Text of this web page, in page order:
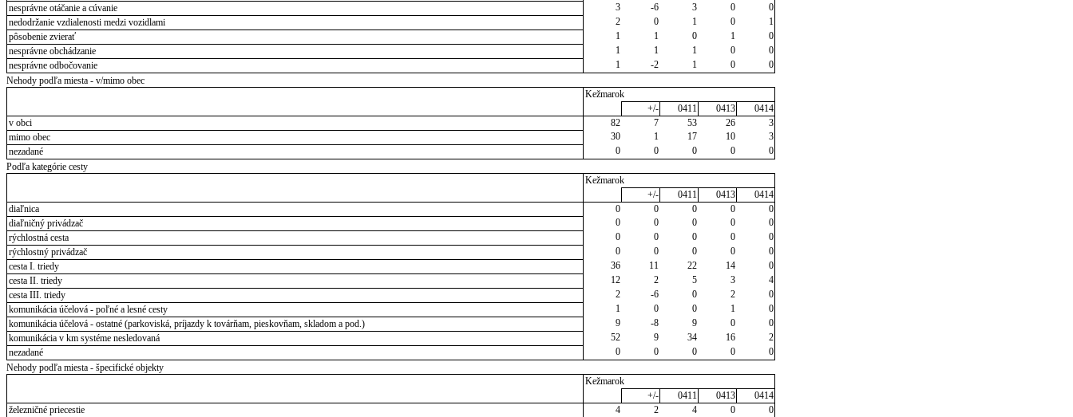
nesprávne otáčanie a cúvanie
3 -6 3 0
0
nedodržanie vzdialenosti medzi vozidlami
2 0 1 0
1
pôsobenie zvierať
1 1 0 1
0
nesprávne obchádzanie
1 1 1 0
0
nesprávne odbočovanie
1 -2 1 0
0
Nehody podľa miesta - v/mimo obec
Kežmarok
+/-
0411 0413
0414
v obci
82 7 53 26
3
mimo obec
30 1 17 10
3
nezadané
0 0 0 0
0
Podľa kategórie cesty
Kežmarok
+/-
0411 0413
0414
diaľnica
0 0 0 0
0
diaľničný privádzač
0 0 0 0
0
rýchlostná cesta
0 0 0 0
0
rýchlostný privádzač
0 0 0 0
0
cesta I. triedy
36 11 22 14
0
cesta II. triedy
12 2 5 3
4
cesta III. triedy
2 -6 0 2
0
komunikácia účelová - poľné a lesné cesty
1 0 0 1
0
komunikácia účelová - ostatné (parkoviská, príjazdy k továrňam, pieskovňam, skladom a pod.)
9 -8 9 0
0
komunikácia v km systéme nesledovaná
52 9 34 16
2
nezadané
0 0 0 0
0
Nehody podľa miesta - špecifické objekty
Kežmarok
+/-
0411 0413
0414
železničné priecestie
4 2 4 0
0